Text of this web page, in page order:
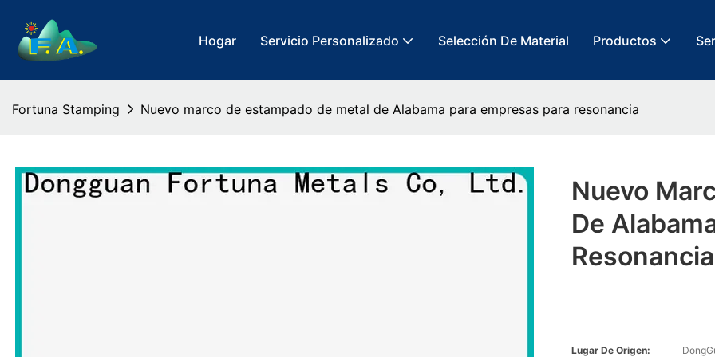
Hogar Servicio Personalizado Selección De Material Productos
Fortuna Stamping Nuevo marco de estampado de metal de Alabama para empresas para resonancia
Nuevo
De
Resonancia
Lugar De Origen: